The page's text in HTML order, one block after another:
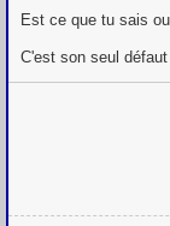
s
a
e
Est ce que tu sais
C'est son seul défaut